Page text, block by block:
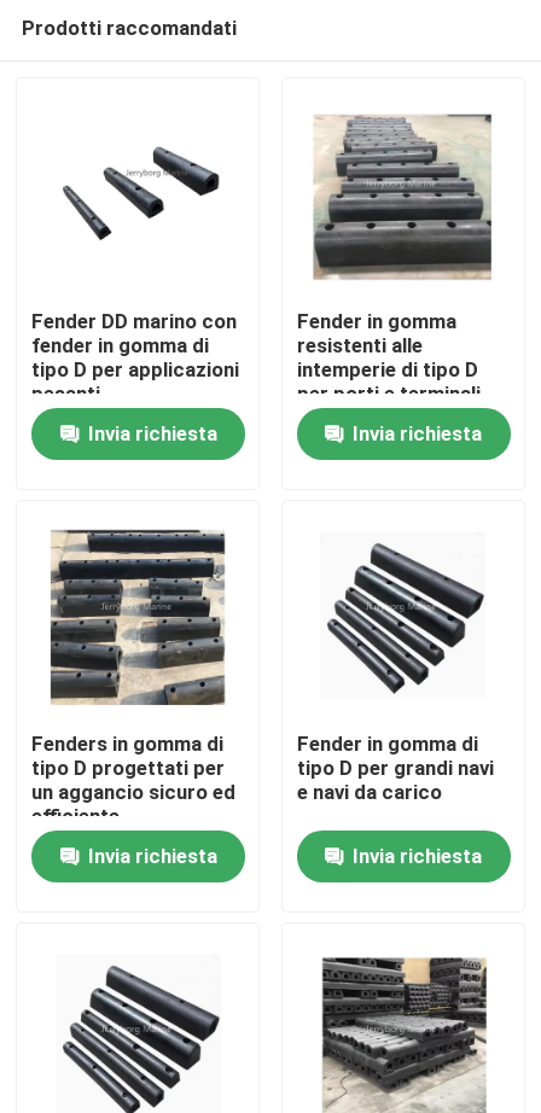
Casa
Circa noi
Giro della fabbrica
Contattici
Notizie
Cuscino ammortizzatore pneumatico di Yokohama
idro cuscino ammortizzatore pneumatico
Prodotti raccomandati
Fender DD marino con
fender in gomma di
tipo D per applicazioni
pesanti
Invia richiesta
Fender in gomma
resistenti alle
intemperie di tipo D
per porti e terminali
Invia richiesta
Fenders in gomma di
tipo D progettati per
un aggancio sicuro ed
efficiente
Invia richiesta
Fender in gomma di
tipo D per grandi navi
e navi da carico
Invia richiesta